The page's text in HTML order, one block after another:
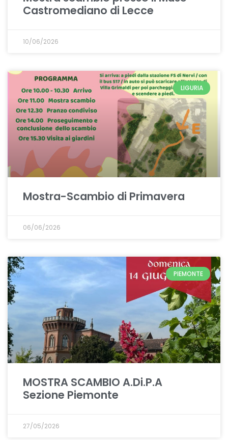
Castromediano di Lecce
10/06/2026
LIGURIA
Mostra-Scambio di Primavera
06/06/2026
PIEMONTE
MOSTRA SCAMBIO A.Di.P.A
Sezione Piemonte
27/05/2026